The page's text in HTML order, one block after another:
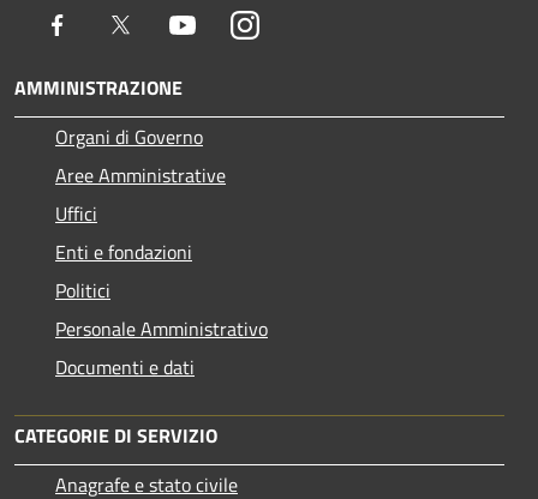
Facebook Twitter YoutubeInstagram
AMMINISTRAZIONE
Organi di Governo
Aree Amministrative
Uffici
Enti e fondazioni
Politici
Personale Amministrativo
Documenti e dati
CATEGORIE DI SERVIZIO
Anagrafe e stato civile